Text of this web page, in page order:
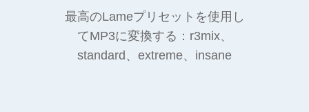
最高のLameプリセットを使用し
てMP3に変換する：r3mix、
standard、extreme、insane